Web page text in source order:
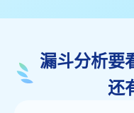
漏斗分析要
还